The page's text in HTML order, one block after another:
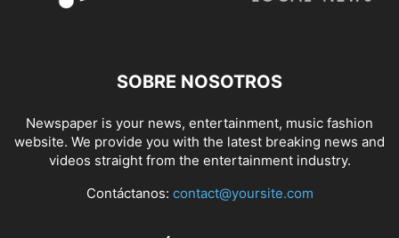
SOBRE NOSOTROS
Newspaper is your news, entertainment, music fashion
website. We provide you with the latest breaking news and
videos straight from the entertainment industry.
Contáctanos: contact@yoursite.com